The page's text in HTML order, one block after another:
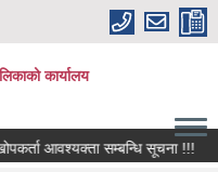
कार्यालय
आवश्यक्ता सम्बन्धि सूचना !!!